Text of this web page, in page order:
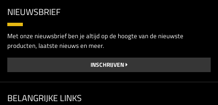
NIEUWSBRIEF
Met onze nieuwsbrief ben je altijd op de hoogte van de nieuwste
producten, laatste nieuws en meer.
INSCHRIJVEN
BELANGRIJKE LINKS